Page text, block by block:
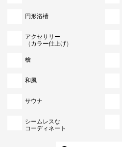
円形浴槽
アクセサリー
（カラー仕上げ）
檜
和風
サウナ
シームレスな
コーディネート